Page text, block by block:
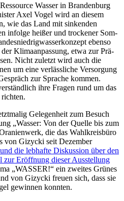
Was­ser in Bran­den­burg
Axel Vogel wird an die­sem
wie das Land mit sin­ken­den
infolge hei­ßer und tro­cke­ner Som­
ebenso
Kli­ma­an­pas­sung, etwa zur Prä­
Nicht zuletzt wird auch die
um eine ver­läss­li­che Ver­sor­gung
zur Spra­che kom­men.
ihre Fra­gen rund um das
Gele­gen­heit zum Besuch
„Was­ser: Von der Quelle bis zum
die das Wahl­kreis­büro
von Gizy­cki seit Dezem­ber
die leb­hafte Dis­kus­sion über den
zur Eröff­nung die­ser Aus­stel­lung
„WASSER!“ ein zwei­tes Grü­nes
von Gizy­cki freuen sich, dass sie
gewin­nen konnten.